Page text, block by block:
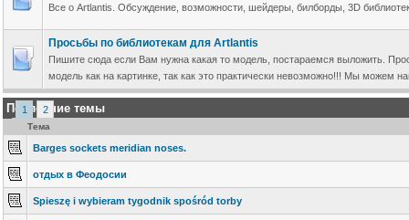
Все о Artlantis. Обсуждение, возможности, шейдеры, билборды, 3D
Просьбы по библиотекам для Artlantis
Пишите сюда если Вам нужна какая то модель, постараемся выложить.
модель как на картинке, так как это практически невозможно!!! Мы можем
Последние темы
1 2
Тема
Barges sockets meridian noses.
отдых в Феодосии
Spieszę i wybieram tygodnik spośród torby